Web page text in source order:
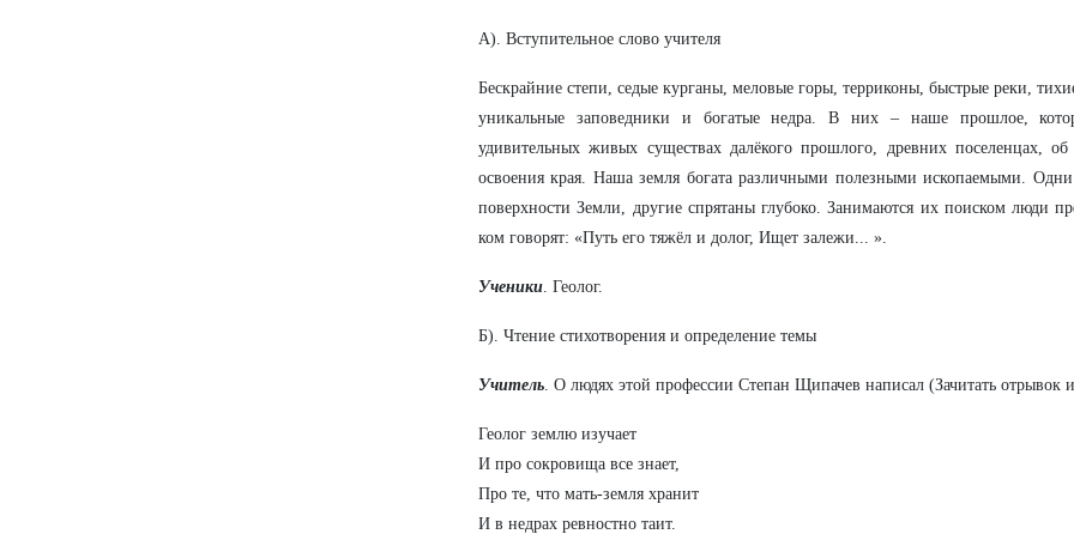
А). Вступительное слово учителя
Бескрайние степи, седые курганы, меловые горы, терриконы, быстрые реки,
уникальные заповедники и богатые недра. В них – наше прошлое,
удивительных живых существах далёкого прошлого, древних поселенцах,
освоения края. Наша земля богата различными полезными ископаемыми. Одни
поверхности Земли, другие спрятаны глубоко. Занимаются их поиском люди
ком говорят: «Путь его тяжёл и долог, Ищет залежи... ».
Ученики. Геолог.
Б). Чтение стихотворения и определение темы
Учитель. О людях этой профессии Степан Щипачев написал (Зачитать отрывок
Геолог землю изучает
И про сокровища все знает,
Про те, что мать-земля хранит
И в недрах ревностно таит.